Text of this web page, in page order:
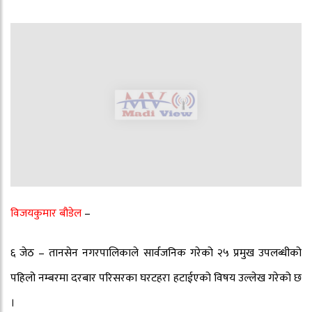
विजयकुमार बौडेल–
६ जेठ – तानसेन नगरपालिकाले सार्वजनिक गरेको २५ प्रमुख उपलब्धीको
पहिलो नम्बरमा दरबार परिसरका घरटहरा हटाईएको विषय उल्लेख गरेको छ
।